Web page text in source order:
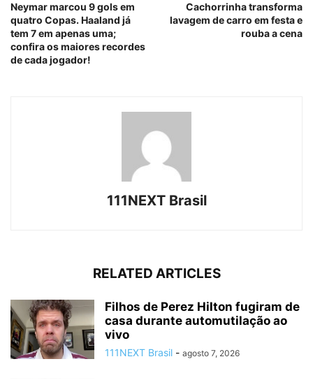
Neymar marcou 9 gols em
quatro Copas. Haaland já
tem 7 em apenas uma;
confira os maiores recordes
de cada jogador!
Cachorrinha transforma
lavagem de carro em festa e
rouba a cena
111NEXT Brasil
RELATED ARTICLES
Filhos de Perez Hilton fugiram de
casa durante automutilação ao
vivo
111NEXT Brasil - agosto 7, 2026